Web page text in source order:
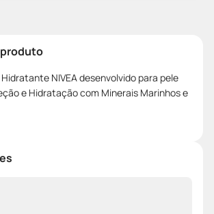
NIVEA desenvolvido para pele
e Hidratação com Minerais Marinhos e